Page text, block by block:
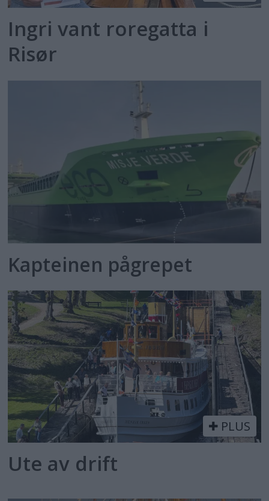
Ingri vant roregatta i
Risør
Kapteinen pågrepet
PLUS
Ute av drift